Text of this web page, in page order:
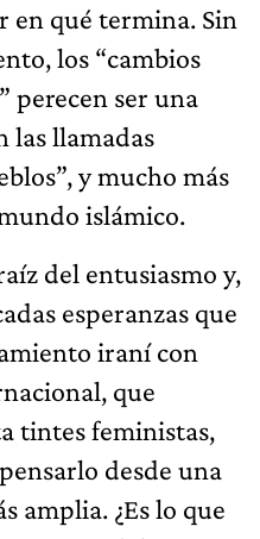
en qué termina. Sin
los “cambios
perecen ser una
las llamadas
y mucho más
islámico.
del entusiasmo y,
esperanzas que
iraní con
que
tintes feministas,
desde una
amplia. ¿Es lo que